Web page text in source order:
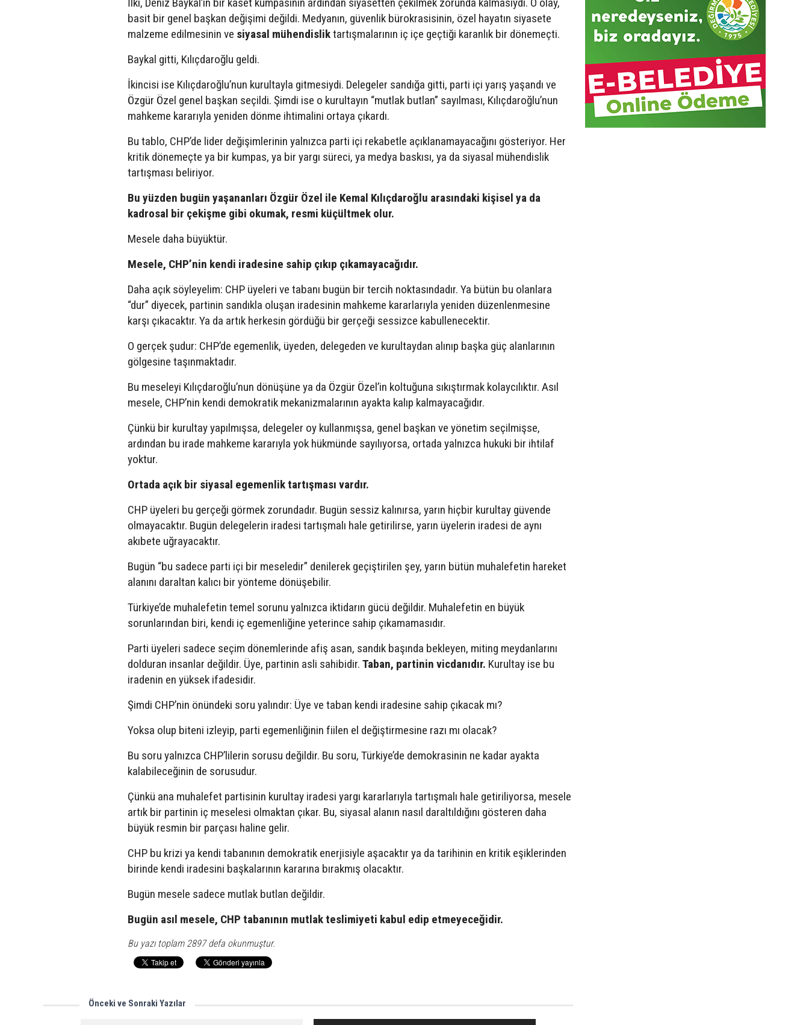
basit bir genel başkan değişimi değildi. Medyanın, güvenlik bürokrasisinin, özel hayatın siyasete
malzeme edilmesinin ve siyasal mühendisliktartışmalarının iç içe geçtiği karanlık bir dönemeçti.
Baykal gitti, Kılıçdaroğlu geldi.
İkincisi ise Kılıçdaroğlu’nun kurultayla gitmesiydi. Delegeler sandığa gitti, parti içi yarış yaşandı ve
Özgür Özel genel başkan seçildi. Şimdi ise o kurultayın “mutlak butlan” sayılması, Kılıçdaroğlu’nun
mahkeme kararıyla yeniden dönme ihtimalini ortaya çıkardı.
Bu tablo, CHP’de lider değişimlerinin yalnızca parti içi rekabetle açıklanamayacağını gösteriyor. Her
kritik dönemeçte ya bir kumpas, ya bir yargı süreci, ya medya baskısı, ya da siyasal mühendislik
tartışması beliriyor.
Bu yüzden bugün yaşananları Özgür Özel ile Kemal Kılıçdaroğlu arasındaki kişisel ya da
kadrosal bir çekişme gibi okumak, resmi küçültmek olur.
Mesele daha büyüktür.
Mesele, CHP’nin kendi iradesine sahip çıkıp çıkamayacağıdır.
Daha açık söyleyelim: CHP üyeleri ve tabanı bugün bir tercih noktasındadır. Ya bütün bu olanlara
“dur” diyecek, partinin sandıkla oluşan iradesinin mahkeme kararlarıyla yeniden düzenlenmesine
karşı çıkacaktır. Ya da artık herkesin gördüğü bir gerçeği sessizce kabullenecektir.
O gerçek şudur: CHP’de egemenlik, üyeden, delegeden ve kurultaydan alınıp başka güç alanlarının
gölgesine taşınmaktadır.
Bu meseleyi Kılıçdaroğlu’nun dönüşüne ya da Özgür Özel’in koltuğuna sıkıştırmak kolaycılıktır. Asıl
mesele, CHP’nin kendi demokratik mekanizmalarının ayakta kalıp kalmayacağıdır.
Çünkü bir kurultay yapılmışsa, delegeler oy kullanmışsa, genel başkan ve yönetim seçilmişse,
ardından bu irade mahkeme kararıyla yok hükmünde sayılıyorsa, ortada yalnızca hukuki bir ihtilaf
yoktur.
Ortada açık bir siyasal egemenlik tartışması vardır.
CHP üyeleri bu gerçeği görmek zorundadır. Bugün sessiz kalınırsa, yarın hiçbir kurultay güvende
olmayacaktır. Bugün delegelerin iradesi tartışmalı hale getirilirse, yarın üyelerin iradesi de aynı
akıbete uğrayacaktır.
Bugün “bu sadece parti içi bir meseledir” denilerek geçiştirilen şey, yarın bütün muhalefetin hareket
alanını daraltan kalıcı bir yönteme dönüşebilir.
Türkiye’de muhalefetin temel sorunu yalnızca iktidarın gücü değildir. Muhalefetin en büyük
sorunlarından biri, kendi iç egemenliğine yeterince sahip çıkamamasıdır.
Parti üyeleri sadece seçim dönemlerinde afiş asan, sandık başında bekleyen, miting meydanlarını
dolduran insanlar değildir. Üye, partinin asli sahibidir. Taban, partinin vicdanıdır. Kurultay ise bu
iradenin en yüksek ifadesidir.
Şimdi CHP’nin önündeki soru yalındır: Üye ve taban kendi iradesine sahip çıkacak mı?
Yoksa olup biteni izleyip, parti egemenliğinin fiilen el değiştirmesine razı mı olacak?
Bu soru yalnızca CHP’lilerin sorusu değildir. Bu soru, Türkiye’de demokrasinin ne kadar ayakta
kalabileceğinin de sorusudur.
Çünkü ana muhalefet partisinin kurultay iradesi yargı kararlarıyla tartışmalı hale getiriliyorsa, mesele
artık bir partinin iç meselesi olmaktan çıkar. Bu, siyasal alanın nasıl daraltıldığını gösteren daha
büyük resmin bir parçası haline gelir.
CHP bu krizi ya kendi tabanının demokratik enerjisiyle aşacaktır ya da tarihinin en kritik eşiklerinden
birinde kendi iradesini başkalarının kararına bırakmış olacaktır.
Bugün mesele sadece mutlak butlan değildir.
Bugün asıl mesele, CHP tabanının mutlak teslimiyeti kabul edip etmeyeceğidir.
Bu yazı toplam 2897 defa okunmuştur.
Önceki ve Sonraki Yazılar